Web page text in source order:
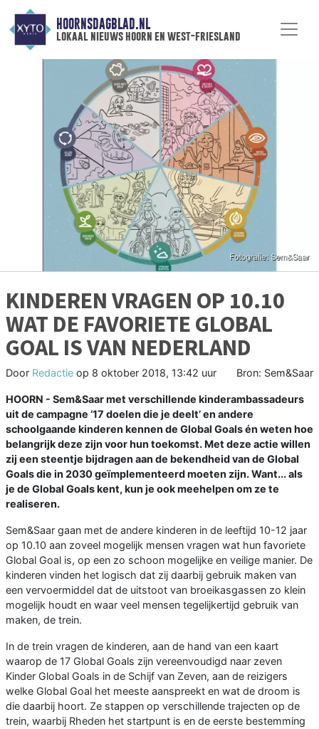
HOORNSDAGBLAD.NL
lokaal nieuws hoorn en west-friesland
KINDEREN VRAGEN OP 10.10
WAT DE FAVORIETE GLOBAL
GOAL IS VAN NEDERLAND
Door Redactie op 8 oktober 2018, 13:42 uur Bron: Sem&Saar
HOORN - Sem&Saar met verschillende kinderambassadeurs
uit de campagne ‘17 doelen die je deelt’ en andere
schoolgaande kinderen kennen de Global Goals én weten hoe
belangrijk deze zijn voor hun toekomst. Met deze actie willen
zij een steentje bijdragen aan de bekendheid van de Global
Goals die in 2030 geïmplementeerd moeten zijn. Want... als
je de Global Goals kent, kun je ook meehelpen om ze te
realiseren.
Sem&Saar gaan met de andere kinderen in de leeftijd 10-12 jaar
op 10.10 aan zoveel mogelijk mensen vragen wat hun favoriete
Global Goal is, op een zo schoon mogelijke en veilige manier. De
kinderen vinden het logisch dat zij daarbij gebruik maken van
een vervoermiddel dat de uitstoot van broeikasgassen zo klein
mogelijk houdt en waar veel mensen tegelijkertijd gebruik van
maken, de trein.
In de trein vragen de kinderen, aan de hand van een kaart
waarop de 17 Global Goals zijn vereenvoudigd naar zeven
Kinder Global Goals in de Schijf van Zeven, aan de reizigers
welke Global Goal het meeste aanspreekt en wat de droom is
die daarbij hoort. Ze stappen op verschillende trajecten op de
trein, waarbij Rheden het startpunt is en de eerste bestemming